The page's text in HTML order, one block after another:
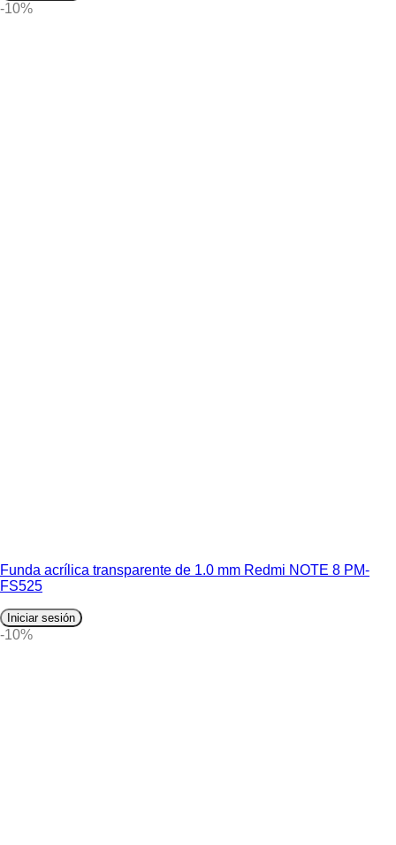
-10%
Funda acrílica transparente de 1.0 mm Redmi NOTE 8 PM-
FS525
Iniciar sesión
-10%